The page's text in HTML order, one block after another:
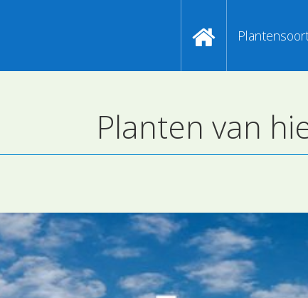
Index van
Zoeken op
Kijken naar
Zoeken op
Planten van